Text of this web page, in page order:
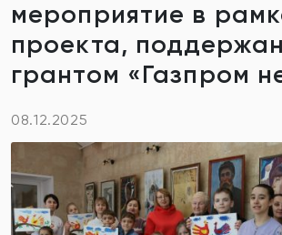
мероприятие в
проекта,
грантом «Газпром
08.12.2025